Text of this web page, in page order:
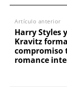
Artículo anterior
Harry Styles
Kravitz
compromiso
romance